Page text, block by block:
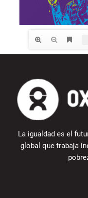
La igualdad es el
global que trabaja